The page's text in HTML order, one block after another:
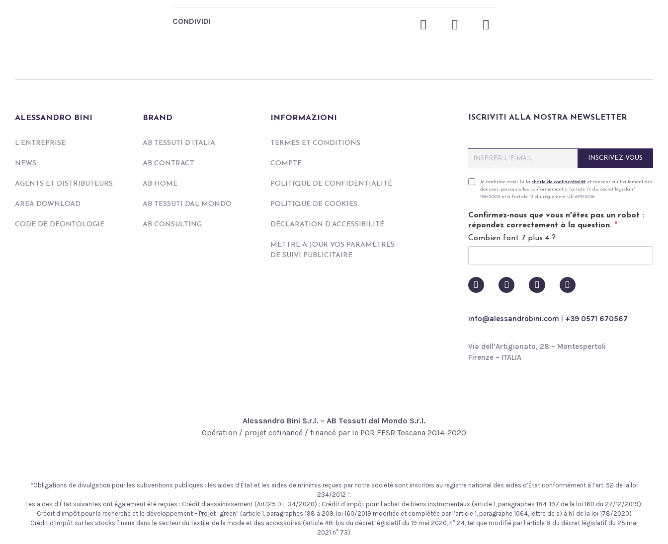
CONDIVIDI
ALESSANDRO BINI
L’ENTREPRISE
NEWS
AGENTS ET DISTRIBUTEURS
AREA DOWNLOAD
CODE DE DÉONTOLOGIE
BRAND
AB TESSUTI D’ITALIA
AB CONTRACT
AB HOME
AB TESSUTI DAL MONDO
AB CONSULTING
INFORMAZIONI
TERMES ET CONDITIONS
COMPTE
POLITIQUE DE CONFIDENTIALITÉ
POLITIQUE DE COOKIES
DÉCLARATION D’ACCESSIBILITÉ
METTRE À JOUR VOS PARAMÈTRES
DE SUIVI PUBLICITAIRE
ISCRIVITI ALLA NOSTRA NEWSLETTER
m
iP
v
a
y
i
c
Je confirme avoir lu la charte de confidentialitéet consens au traitement des
données personnelles conformément à l'article 13 du décret législatif
196/2003 et à l'article 13 du règlement UE 679/2016.
Confirmez-nous que vous n'êtes pas un robot :
répondez correctement à la question. *
Combien font 7 plus 4 ?
INSCRIVEZ-VOUS
info@alessandrobini.com +39 0571 670567
Via dell’Artigianato, 28 – Montespertoli
Firenze – ITALIA
Alessandro Bini S.r.l. – AB Tessuti dal Mondo S.r.l.
Opération / projet cofinancé / financé par le POR FESR Toscana 2014-2020
“Obligations de divulgation pour les subventions publiques : les aides d’État et les aides de minimis reçues par notre société sont inscrites au registre national des aides d’État conformément à l’art. 52 de la loi
234/2012 “.
Les aides d’État suivantes ont également été reçues : Crédit d’assainissement (Art.125 D.L. 34/2020) ; Crédit d’impôt pour l’achat de biens instrumentaux (article 1, paragraphes 184-197 de la loi 160 du 27/12/2019);
Crédit d’impôt pour la recherche et le développement – Projet “green” (article 1, paragraphes 198 à 209, loi 160/2019 modifiée et complétée par l’article 1, paragraphe 1064, lettre de a) à h) de la loi 178/2020)
Crédit d’impôt sur les stocks finaux dans le secteur du textile, de la mode et des accessoires (article 48-bis du décret législatif du 19 mai 2020, n° 24, tel que modifié par l’article 8 du décret législatif du 25 mai
2021 n° 73).